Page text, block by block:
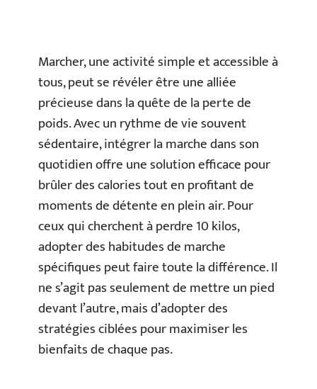
Marcher, une activité simple et accessible à
tous, peut se révéler être une alliée
précieuse dans la quête de la perte de
poids. Avec un rythme de vie souvent
sédentaire, intégrer la marche dans son
quotidien offre une solution efficace pour
brûler des calories tout en profitant de
moments de détente en plein air. Pour
ceux qui cherchent à perdre 10 kilos,
adopter des habitudes de marche
spécifiques peut faire toute la différence. Il
ne s’agit pas seulement de mettre un pied
devant l’autre, mais d’adopter des
stratégies ciblées pour maximiser les
bienfaits de chaque pas.